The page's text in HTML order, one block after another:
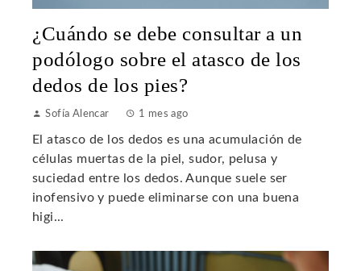
¿Cuándo se debe consultar a un
podólogo sobre el atasco de los
dedos de los pies?
Sofía Alencar 1 mes ago
El atasco de los dedos es una acumulación de
células muertas de la piel, sudor, pelusa y
suciedad entre los dedos. Aunque suele ser
inofensivo y puede eliminarse con una buena
higi...